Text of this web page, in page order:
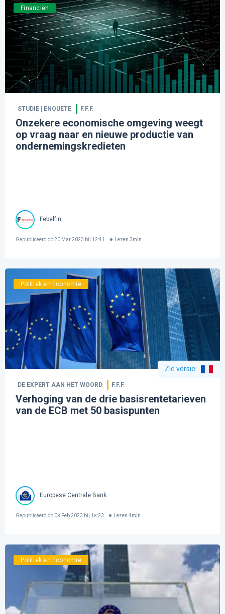
Financiën
STUDIE | ENQUETE F.F.F.
Onzekere economische omgeving weegt
op vraag naar en nieuwe productie van
ondernemingskredieten
Febelfin
Gepubliceerd op20 Mar 2023 bij 12:41 Lezen 3min
Politiek en Economie
Zie versie:
DE EXPERT AAN HET WOORD F.F.F.
Verhoging van de drie basisrentetarieven
van de ECB met 50 basispunten
Europese Centrale Bank
Gepubliceerd op 08 Feb 2023 bij 18:23 Lezen 4min
Politiek en Economie